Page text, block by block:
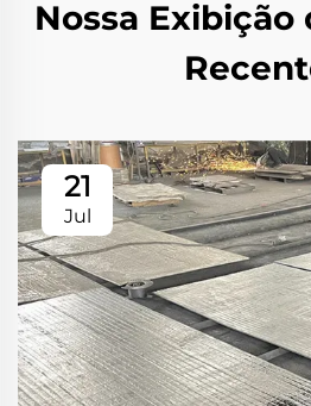
Nossa Exibição
21
Jul